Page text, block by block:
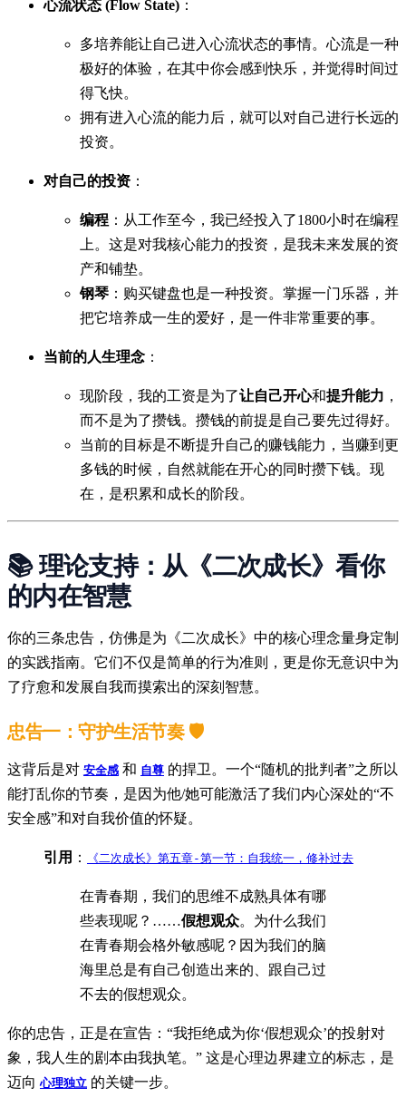
心流状态 (Flow State) ：
多培养能让自己进入心流状态的事情。心流是一种
极好的体验，在其中你会感到快乐，并觉得时间过
得飞快。
拥有进入心流的能力后，就可以对自己进行长远的
投资。
对自己的投资 ：
编程 ：从工作至今，我已经投入了1800小时在编程
上。这是对我核心能力的投资，是我未来发展的资
产和铺垫。
钢琴 ：购买键盘也是一种投资。掌握一门乐器，并
把它培养成一生的爱好，是一件非常重要的事。
当前的人生理念 ：
现阶段，我的工资是为了让自己开心和提升能力 ，
而不是为了攒钱。攒钱的前提是自己要先过得好。
当前的目标是不断提升自己的赚钱能力，当赚到更
多钱的时候，自然就能在开心的同时攒下钱。现
在，是积累和成长的阶段。
📚 理论支持：从《二次成长》看你
的内在智慧
你的三条忠告，仿佛是为《二次成长》中的核心理念量身定制
的实践指南。它们不仅是简单的行为准则，更是你无意识中为
了疗愈和发展自我而摸索出的深刻智慧。
忠告一：守护生活节奏 🛡️
这背后是对 安全感 和 自尊 的捍卫。一个“随机的批判者”之所以
能打乱你的节奏，是因为他/她可能激活了我们内心深处的“不
安全感”和对自我价值的怀疑。
引用 ： 《二次成长》第五章-第一节：自我统一，修补过去
在青春期，我们的思维不成熟具体有哪
些表现呢？……假想观众。为什么我们
在青春期会格外敏感呢？因为我们的脑
海里总是有自己创造出来的、跟自己过
不去的假想观众。
你的忠告，正是在宣告：“我拒绝成为你‘假想观众’的投射对
象，我人生的剧本由我执笔。” 这是心理边界建立的标志，是
迈向心理独立 的关键一步。